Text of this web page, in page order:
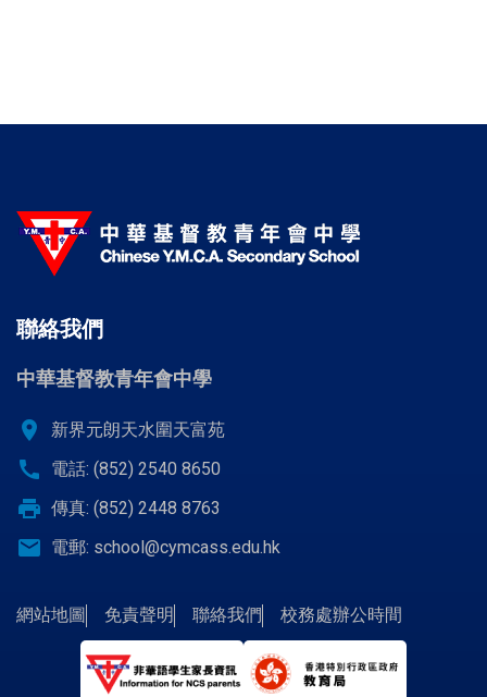
聯絡我們
中華基督教青年會中學
location_on 新界元朗天水圍天富苑
call 電話: (852) 2540 8650
print 傳真: (852) 2448 8763
email 電郵: school@cymcass.edu.hk
網站地圖 免責聲明 聯絡我們 校務處辦公時間